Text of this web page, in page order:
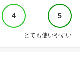
4 5
とても使いやすい